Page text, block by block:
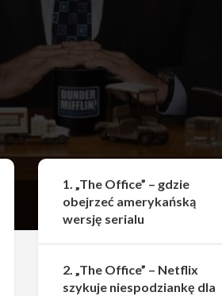
1. „The Office” – gdzie
obejrzeć amerykańską
wersję serialu
2. „The Office” – Netflix
szykuje niespodziankę dla